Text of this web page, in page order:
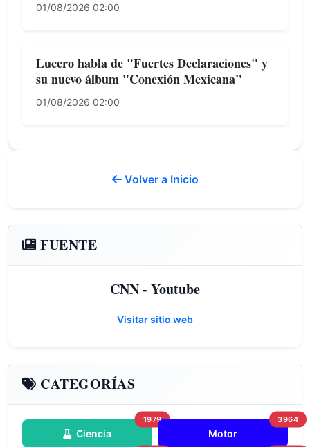
01/08/2026 02:00
Lucero habla de "Fuertes Declaraciones" y
su nuevo álbum "Conexión Mexicana"
01/08/2026 02:00
Volver a Inicio
FUENTE
CNN - Youtube
Visitar sitio web
CATEGORÍAS
Ciencia
1979
Motor
3964